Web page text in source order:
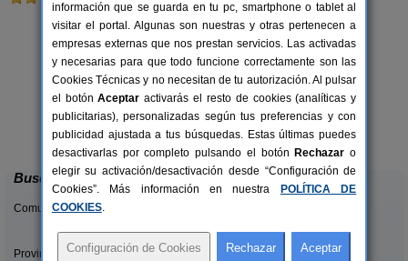
6 pers.
desde23 €
El Descanso de Sanabria
Trefacio (Zamora)
Buscar
Comunidades:
Provincias/Islas:
información que se guarda en tu pc, smartphone o tablet al
visitar el portal. Algunas son nuestras y otras pertenecen a
empresas externas que nos prestan servicios. Las activadas
y necesarias para que todo funcione correctamente son las
Cookies Técnicas y no necesitan de tu autorización. Al pulsar
el botónAceptar activarás el resto de cookies (analíticas y
publicitarias), personalizadas según tus preferencias y con
publicidad ajustada a tus búsquedas. Estas últimas puedes
desactivarlas por completo pulsando el botón Rechazar o
elegir su activación/desactivación desde “Configuración de
Cookies”. Más información en nuestra
POLÍTICA DE
COOKIES.